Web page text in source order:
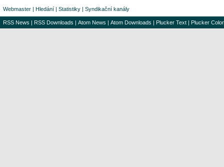
Webmaster | Hledání | Statistiky | Syndikační kanály
RSS News | RSS Downloads | Atom News | Atom Downloads | Plucker Text | Plucker Color